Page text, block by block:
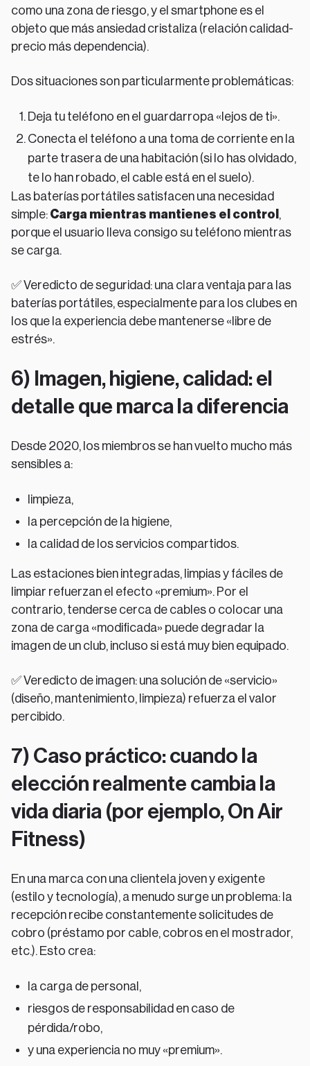
como una zona de riesgo, y el smartphone es el
objeto que más ansiedad cristaliza (relación calidad-
precio más dependencia).
Dos situaciones son particularmente problemáticas:
Deja tu teléfono en el guardarropa «lejos de ti».
Conecta el teléfono a una toma de corriente en la
parte trasera de una habitación (si lo has olvidado,
te lo han robado, el cable está en el suelo).
Las baterías portátiles satisfacen una necesidad
simple: Carga mientras mantienes el control ,
porque el usuario lleva consigo su teléfono mientras
se carga.
✅ Veredicto de seguridad: una clara ventaja para las
baterías portátiles, especialmente para los clubes en
los que la experiencia debe mantenerse «libre de
estrés».
6) Imagen, higiene, calidad: el
detalle que marca la diferencia
Desde 2020, los miembros se han vuelto mucho más
sensibles a:
limpieza,
la percepción de la higiene,
la calidad de los servicios compartidos.
Las estaciones bien integradas, limpias y fáciles de
limpiar refuerzan el efecto «premium». Por el
contrario, tenderse cerca de cables o colocar una
zona de carga «modificada» puede degradar la
imagen de un club, incluso si está muy bien equipado.
✅ Veredicto de imagen: una solución de «servicio»
(diseño, mantenimiento, limpieza) refuerza el valor
percibido.
7) Caso práctico: cuando la
elección realmente cambia la
vida diaria (por ejemplo, On Air
Fitness)
En una marca con una clientela joven y exigente
(estilo y tecnología), a menudo surge un problema: la
recepción recibe constantemente solicitudes de
cobro (préstamo por cable, cobros en el mostrador,
etc.). Esto crea:
la carga de personal,
riesgos de responsabilidad en caso de
pérdida/robo,
y una experiencia no muy «premium».